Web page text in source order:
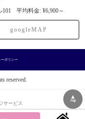
101 平均料金: ¥6,900～
googleMAP
ーポリシー
reserved.
サービス
▲
top